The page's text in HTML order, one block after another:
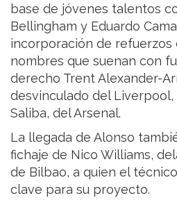
base de jóvenes talentos
Bellingham y Eduardo
incorporación de refuerzos
nombres que suenan con
derecho Trent Alexander-
desvinculado del
Saliba, del Arsenal.
La llegada de Alonso
fichaje de Nico Williams,
de Bilbao, a quien el
clave para su proyecto.